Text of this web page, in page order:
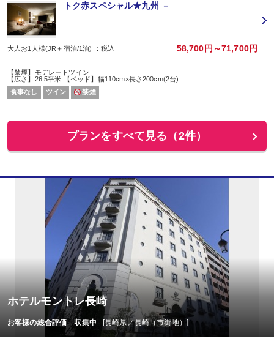
トク赤スペシャル★九州 －
大人お1人様(JR＋宿泊/1泊) ：税込 58,700円～71,700円
【禁煙】モデレートツイン
【広さ】26.5平米 【ベッド】幅110cm×長さ200cm(2台)
食事なし
ツイン 禁煙
プランをすべて見る（2件）
ホテルモントレ長崎
お客様の総合評価 収集中 [長崎県／長崎（市街地）]